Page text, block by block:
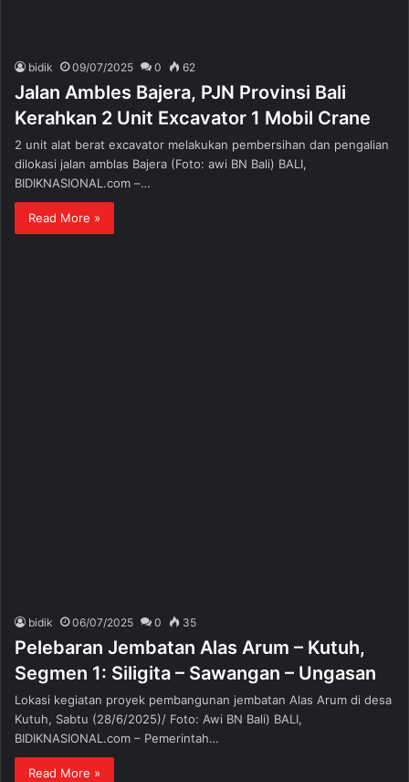
bidik 09/07/2025 0 62
Jalan Ambles Bajera, PJN Provinsi Bali
Kerahkan 2 Unit Excavator 1 Mobil Crane
2 unit alat berat excavator melakukan pembersihan dan pengalian
dilokasi jalan amblas Bajera (Foto: awi BN Bali) BALI,
BIDIKNASIONAL.com –…
Read More »
bidik 06/07/2025 0 35
Pelebaran Jembatan Alas Arum – Kutuh,
Segmen 1: Siligita – Sawangan – Ungasan
Lokasi kegiatan proyek pembangunan jembatan Alas Arum di desa
Kutuh, Sabtu (28/6/2025)/ Foto: Awi BN Bali) BALI,
BIDIKNASIONAL.com – Pemerintah…
Read More »